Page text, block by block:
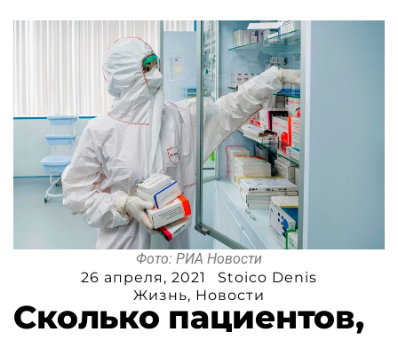
Фото: РИА Новости
26 апреля, 2021
Stoico Denis
Жизнь, Новости
Сколько пациентов,